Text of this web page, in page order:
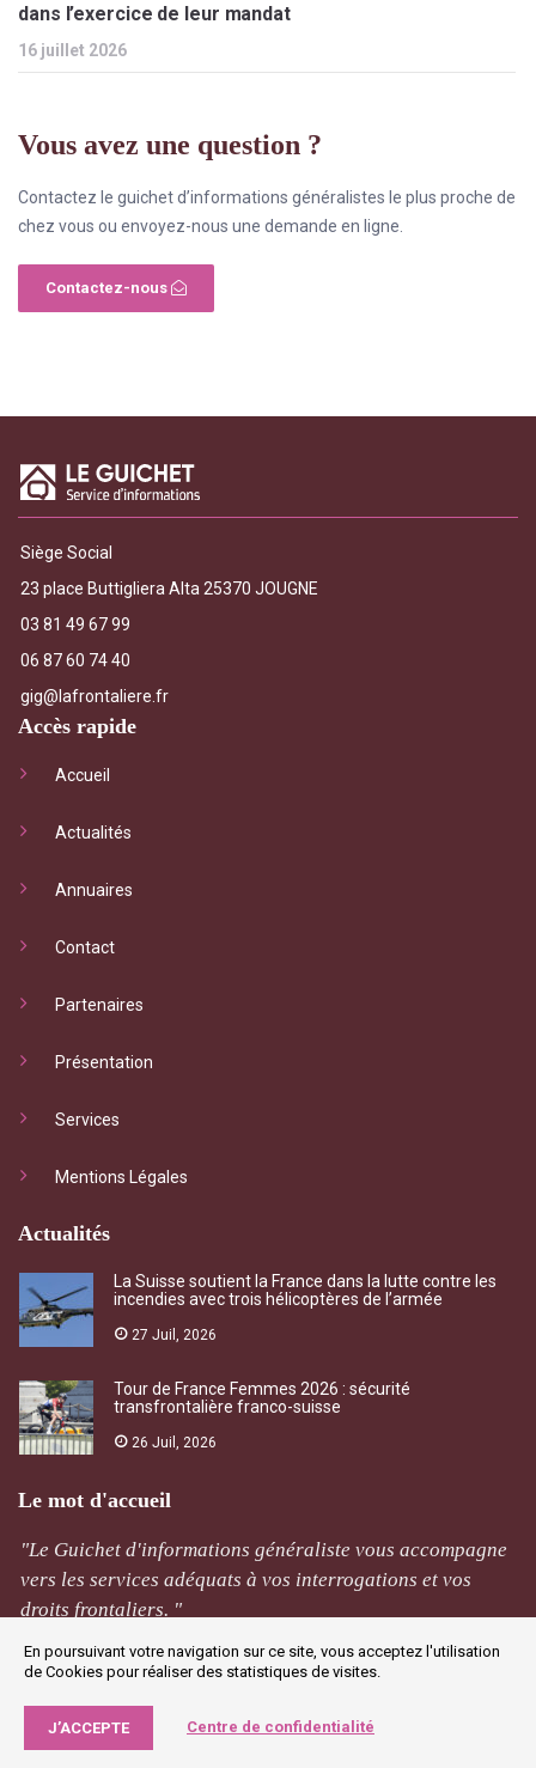
dans l’exercice de leur mandat
16 juillet 2026
Vous avez une question ?
Contactez le guichet d’informations généralistes le plus proche de
chez vous ou envoyez-nous une demande en ligne.
Contactez-nous
Siège Social
23 place Buttigliera Alta 25370 JOUGNE
03 81 49 67 99
06 87 60 74 40
gig@lafrontaliere.fr
Accès rapide
Accueil
Actualités
Annuaires
Contact
Partenaires
Présentation
Services
Mentions Légales
Actualités
La Suisse soutient la France dans la lutte contre les
incendies avec trois hélicoptères de l’armée
27 Juil, 2026
Tour de France Femmes 2026 : sécurité
transfrontalière franco-suisse
26 Juil, 2026
Le mot d'accueil
"Le Guichet d'informations généraliste vous accompagne
vers les services adéquats à vos interrogations et vos
droits frontaliers. "
M Rivière Jougne
En poursuivant votre navigation sur ce site, vous acceptez l'utilisation
de Cookies pour réaliser des statistiques de visites.
J’ACCEPTE Centre de confidentialité